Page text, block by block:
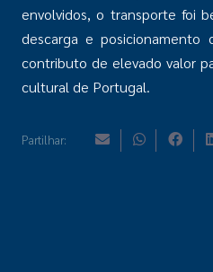
envolvidos, o transporte foi
descarga e posicionamento
contributo de elevado valor
cultural de Portugal.
Partilhar: